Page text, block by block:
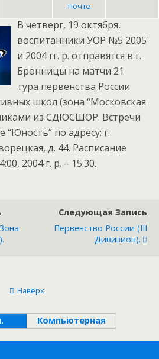
почте
В четверг, 19 октября,
воспитанники УОР №5 2005
и 2004 гг. р. отправятся в г.
Бронницы на матчи 21
тура первенства России
школ (зона “Московская
из СДЮСШОР. Встречи
“Юность” по адресу: г.
д. 44. Расписание
2004 г. р. – 15:30.
Следующая Запись
Первенство России (III
Дивизион).
Наверх
Компьютерная